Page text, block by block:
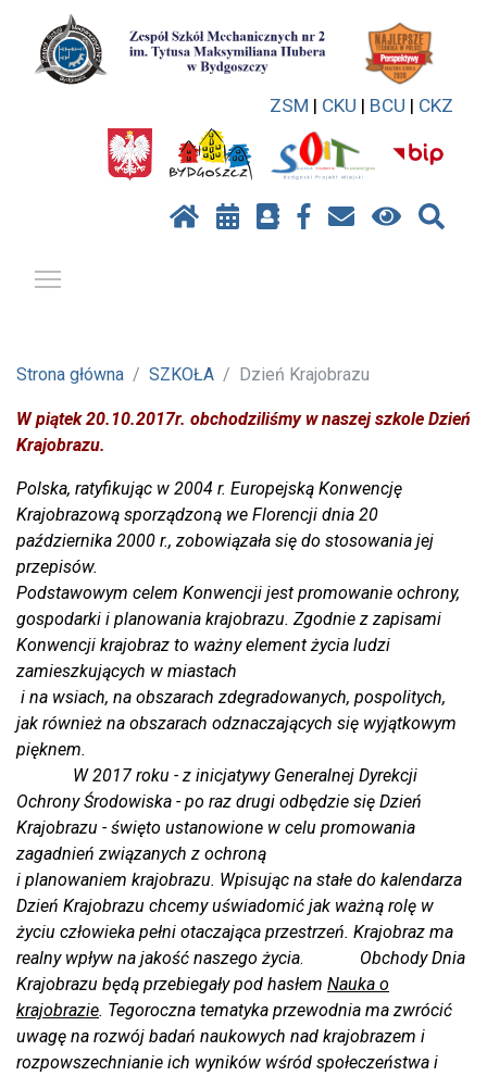
ZSM | CKU | BCU | CKZ
Strona główna SZKOŁA Dzień Krajobrazu
W piątek 20.10.2017r. obchodziliśmy w naszej szkole Dzień
Krajobrazu.
Polska, ratyfikując w 2004 r. Europejską Konwencję
Krajobrazową sporządzoną we Florencji dnia 20
października 2000 r., zobowiązała się do stosowania jej
przepisów.
Podstawowym celem Konwencji jest promowanie ochrony,
gospodarki i planowania krajobrazu. Zgodnie z zapisami
Konwencji krajobraz to ważny element życia ludzi
zamieszkujących w miastach
i na wsiach, na obszarach zdegradowanych, pospolitych,
jak również na obszarach odznaczających się wyjątkowym
pięknem.
W 2017 roku - z inicjatywy Generalnej Dyrekcji
Ochrony Środowiska - po raz drugi odbędzie się Dzień
Krajobrazu - święto ustanowione w celu promowania
zagadnień związanych z ochroną
i planowaniem krajobrazu. Wpisując na stałe do kalendarza
Dzień Krajobrazu chcemy uświadomić jak ważną rolę w
życiu człowieka pełni otaczająca przestrzeń. Krajobraz ma
realny wpływ na jakość naszego życia. Obchody Dnia
Krajobrazu będą przebiegały pod hasłem Nauka o
krajobrazie. Tegoroczna tematyka przewodnia ma zwrócić
uwagę na rozwój badań naukowych nad krajobrazem i
rozpowszechnianie ich wyników wśród społeczeństwa i